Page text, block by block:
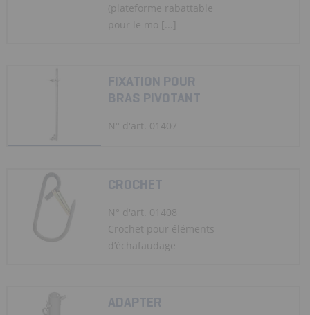
(plateforme rabattable
pour le mo [...]
FIXATION POUR
BRAS PIVOTANT
N° d'art. 01407
CROCHET
N° d'art. 01408
Crochet pour éléments
d’échafaudage
ADAPTER